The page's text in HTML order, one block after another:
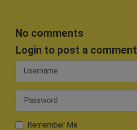
No comments
Login to post a comment
Remember Me